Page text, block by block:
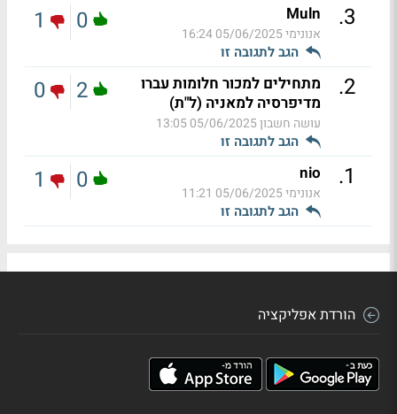
3
.
Muln
אנונימי05/06/2025 16:24
הגב לתגובה זו
0
1
2
.
מתחילים למכור חלומות עברו
מדיפרסיה למאניה (ל"ת)
עושה חשבון05/06/2025 13:05
הגב לתגובה זו
2
0
1
.
nio
אנונימי05/06/2025 11:21
הגב לתגובה זו
0
1
הורדת אפליקציה